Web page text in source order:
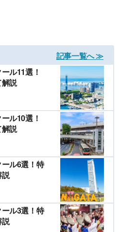
記事一覧へ ≫
ル11選！
説
ル10選！
説
ル6選！特
ル3選！特